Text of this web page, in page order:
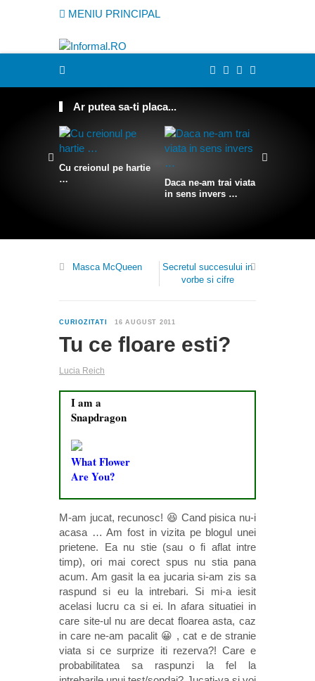
MENIU PRINCIPAL
Ar putea sa-ti placa...
Cu creionul pe hartie
…
Daca ne-am trai viata
in sens invers …
Masca McQueen
Secretul succesului in
vorbe si cifre
CURIOZITATI 16 AUGUST 2011
Tu ce floare esti?
Lucia Reich
I am a
Snapdragon
What Flower
Are You?
M-am jucat, recunosc! 😆 Cand pisica nu-i
acasa … Am fost in vizita pe blogul unei
prietene. Ea nu stie (sau o fi aflat intre
timp), ori mai corect spus nu stia pana
acum. Am gasit la ea jucaria si-am zis sa
raspund si eu la intrebari. Si mi-a iesit
acelasi lucru ca si ei. In afara situatiei in
care site-ul nu are decat floarea asta, caz
in care ne-am pacalit 😀 , cat e de stranie
viata si ce surprize iti rezerva?! Care e
probabilitatea sa raspunzi la fel la